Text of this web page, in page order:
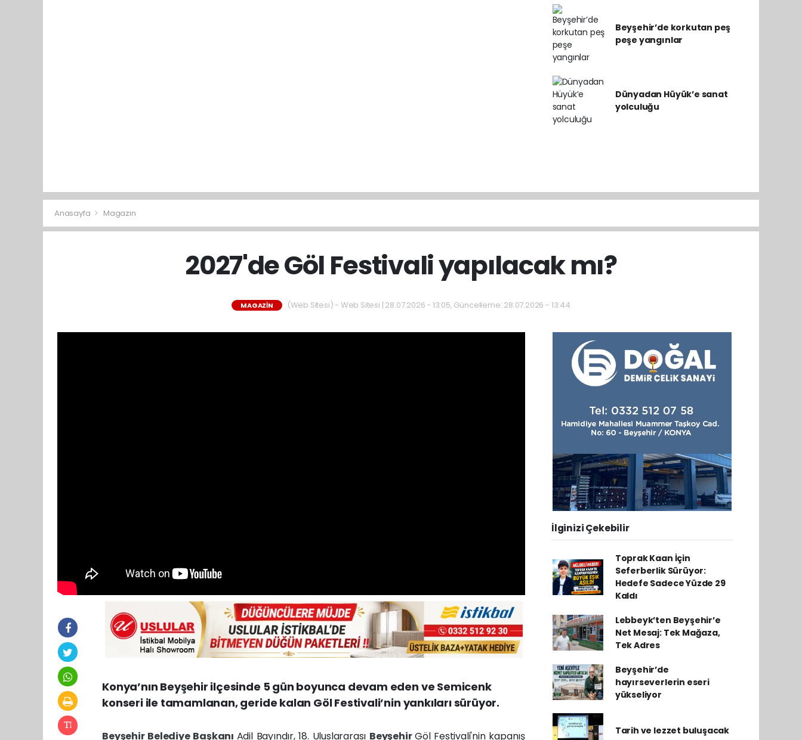
Beyşehir’de korkutan peş
peşe yangınlar
Dünyadan Hüyük’e sanat
yolculuğu
Anasayfa Magazin
2027'de Göl Festivali yapılacak mı?
MAGAZIN (Web Sitesi) - Web Sitesi | 28.07.2026 - 13:05, Güncelleme: 28.07.2026 - 13:44
Konya’nın Beyşehir ilçesinde 5 gün boyunca devam eden ve Semicenk
konseri ile tamamlanan, geride kalan Göl Festivali’nin yankıları sürüyor.
Beyşehir Belediye Başkanı Adil Bayındır, 18. Uluslararası BeyşehirGöl Festivali'nin kapanış
İlginizi Çekebilir
Toprak Kaan İçin
Seferberlik Sürüyor:
Hedefe Sadece Yüzde 29
Kaldı
Lebbeyk’ten Beyşehir’e
Net Mesaj: Tek Mağaza,
Tek Adres
Beyşehir’de
hayırseverlerin eseri
yükseliyor
Tarih ve lezzet buluşacak